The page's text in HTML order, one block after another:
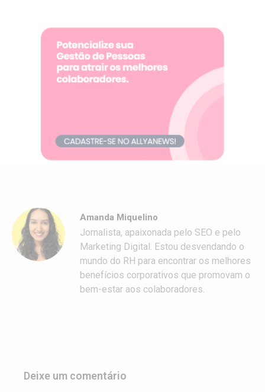
Amanda Miquelino
Jornalista, apaixonada pelo SEO e pelo
Marketing Digital. Estou desvendando o
mundo do RH para encontrar os melhores
benefícios corporativos que promovam o
bem-estar aos colaboradores.
Deixe um comentário